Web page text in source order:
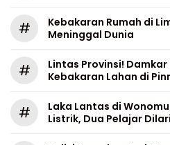
#
Kebakaran Rumah di
Meninggal Dunia
#
Lintas Provinsi!
Kebakaran Lahan di
#
Laka Lantas di
Listrik, Dua Pelajar